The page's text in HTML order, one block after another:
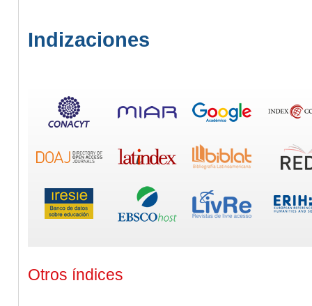
Indizaciones
Otros índices